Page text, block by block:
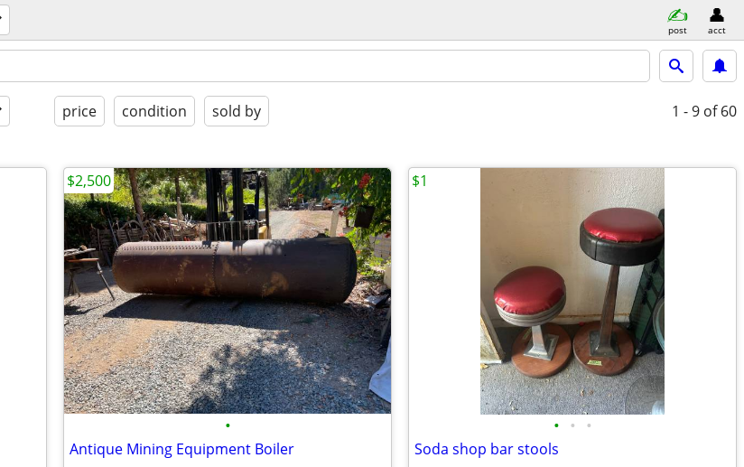
post acct
price condition sold by 1 - 9 of 60
•
Antique Mining Equipment Boiler
$2,500
• • •
Soda shop bar stools
$1